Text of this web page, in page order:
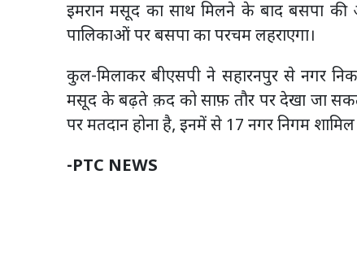
इमरान मसूद का साथ मिलने के बाद बसपा की
पालिकाओं पर बसपा का परचम लहराएगा।
कुल-मिलाकर बीएसपी ने सहारनपुर से नगर
मसूद के बढ़ते क़द को साफ़ तौर पर देखा जा सकता
पर मतदान होना है, इनमें से 17 नगर निगम
-PTC NEWS